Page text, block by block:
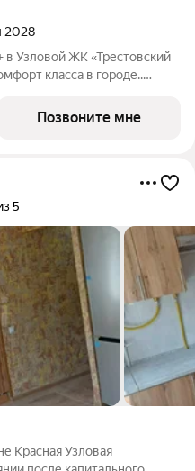
2028
Узловой ЖК «Трестовский
в современном стиле, с
Позвоните мне
5
Красная Узловая